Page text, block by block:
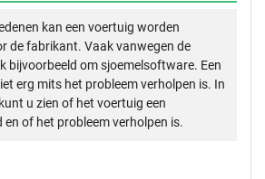
kan een voertuig worden
de fabrikant. Vaak vanwegen de
bijvoorbeeld om sjoemelsoftware. Een
erg mits het probleem verholpen is. In
u zien of het voertuig een
of het probleem verholpen is.